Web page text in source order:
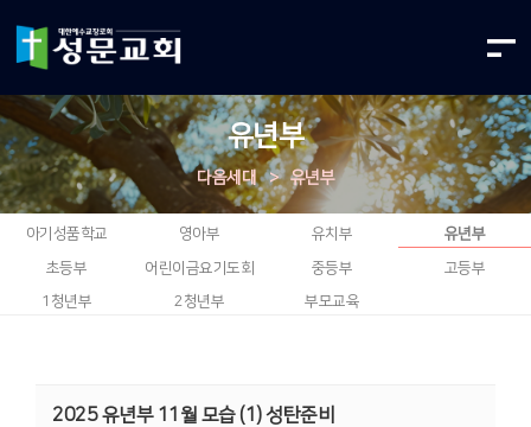
유년부
다음세대 > 유년부
아기성품학교 영아부 유치부 유년부
초등부 어린이금요기도회 중등부
고등부
1청년부
2청년부 부모교육
2025 유년부 11월 모습 (1) 성탄준비